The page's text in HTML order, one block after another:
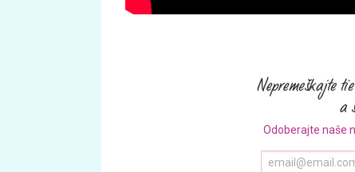
Odoberajte naše